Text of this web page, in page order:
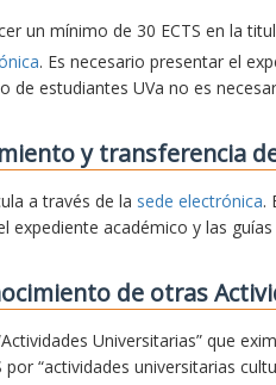
un mínimo de 30 ECTS en la
. Es necesario presentar el
de estudiantes UVa no es
y transferencia
a través de la sede electrónica.
expediente académico y las
de otras
Universitarias” que
“actividades universitarias